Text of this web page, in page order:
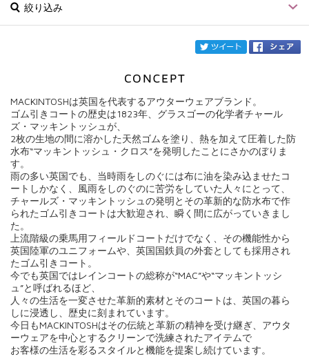
絞り込み
ブランド MACKINTOSH
カテゴリ
サイズ
価格
円～ 円
表示オプション
全て 通常商品
SALE商品 予約品
MACKINTOSHは英国を代表するアウターウェアブランド。
ゴム引きコートの歴史は1823年、グラスゴーの化学者チャール
ズ・マッキントッシュが、
2枚の生地の間に溶かした天然ゴムを塗り、熱を加えて圧着した防
水布“マッキントッシュ・クロス”を発明したことにさかのぼりま
す。
雨の多い英国でも、当時雨をしのぐには布に油を染み込ませたコ
ートしかなく、風雨をしのぐのに苦労をしていた人々にとって、
チャールズ・マッキントッシュの発明とその革新的な防水布で作
られたゴム引きコートは大歓迎され、瞬く間に広がっていきまし
た。
上流階級の乗馬用フィールドコートだけでなく、その機能性から
英国陸軍のユニフォームや、英国国鉄員の外套としても採用され
たゴム引きコート。
今でも英国ではレインコートの総称が“MAC”や“マッキントッシ
ュ”と呼ばれるほど、
人々の生活を一変させた革新的素材とそのコートは、英国の暮ら
しに浸透し、歴史に刻まれています。
今日もMACKINTOSHはその伝統と革新の精神を受け継ぎ、アウタ
ーウェアを中心とするクリーンで洗練されたアイテムで
お客様の生活を彩るスタイルと機能を提案し続けています。